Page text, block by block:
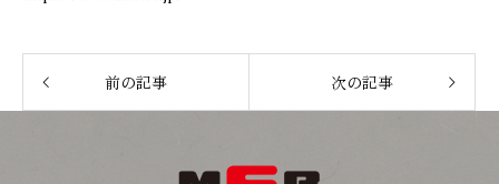
前の記事 次の記事